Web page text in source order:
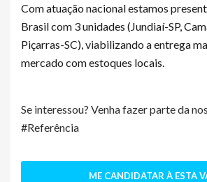
Com atuação nacional estamos
Brasil com 3 unidades (Jundiaí-SP,
Piçarras-SC), viabilizando a entrega
mercado com estoques locais.
Se interessou? Venha fazer parte da
#Referência
ME CANDIDATAR À ESTA